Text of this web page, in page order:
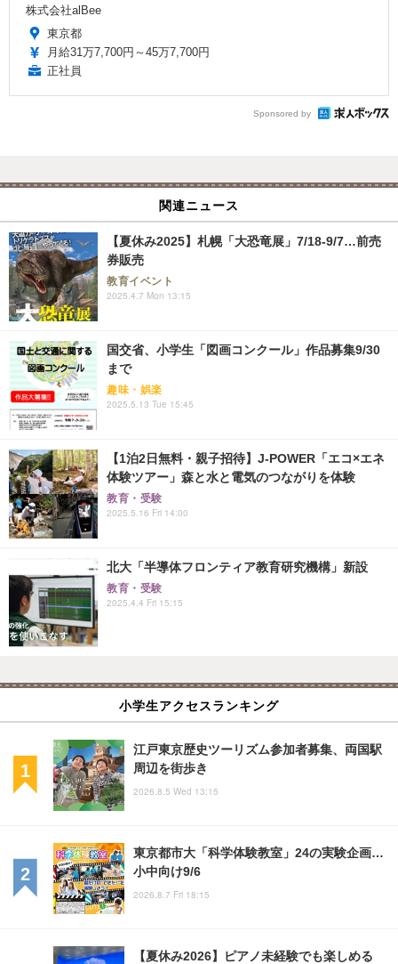
株式会社alBee
東京都
月給31万7,700円～45万7,700円
正社員
Sponsored by
関連ニュース
【夏休み2025】札幌「大恐竜展」7/18-9/7…前売
券販売
教育イベント
2025.4.7 Mon 13:15
国交省、小学生「図画コンクール」作品募集9/30
まで
趣味・娯楽
2025.5.13 Tue 15:45
【1泊2日無料・親子招待】J-POWER「エコ×エネ
体験ツアー」森と水と電気のつながりを体験
教育・受験
2025.5.16 Fri 14:00
北大「半導体フロンティア教育研究機構」新設
教育・受験
2025.4.4 Fri 15:15
小学生アクセスランキング
江戸東京歴史ツーリズム参加者募集、両国駅
周辺を街歩き
2026.8.5 Wed 13:15
東京都市大「科学体験教室」24の実験企画…
小中向け9/6
2026.8.7 Fri 18:15
【夏休み2026】ピアノ未経験でも楽しめる